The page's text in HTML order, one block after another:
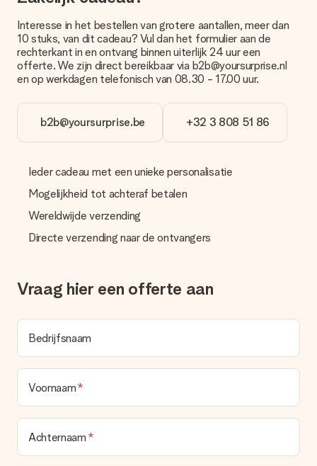
Hoe kan ik mijn bestelling betalen?
Wij bieden de volgende betaalmethodes aan: iDeal, Paypal,
creditcard of handmatige overboeking. Hou bij handmatige
overboeking wel rekening met 3 dagen extra levertijd van je
cadeau.
Cadeau ontvangen
Wat als het cadeau toch niet helemaal naar mijn zin is?
klantenservice, zij helpen je graag bij het vinden van een
passende oplossing.
Wordt de factuur met de bestelling meegestuurd?
ontvangt deze bij de bevestiging van de verzending en je kunt
het echt een verrassing!
Interesse in het bestellen van grotere aantallen, meer dan
10 stuks, van dit cadeau? Vul dan het formulier aan de
rechterkant in en ontvang binnen uiterlijk 24 uur een
offerte. We zijn direct bereikbaar via b2b@yoursurprise.nl
en op werkdagen telefonisch van 08.30 - 17.00 uur.
b2b@yoursurprise.be +32 3 808 51 86
Ieder cadeau met een unieke personalisatie
Mogelijkheid tot achteraf betalen
Wereldwijde verzending
Directe verzending naar de ontvangers
Vraag hier een offerte aan
Bedrijfsnaam
Voornaam
Achternaam